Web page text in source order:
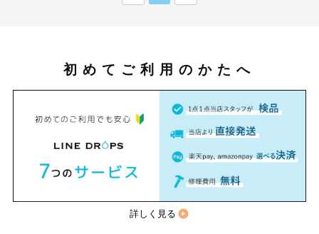
初めてご利用のかたへ
詳しく見る